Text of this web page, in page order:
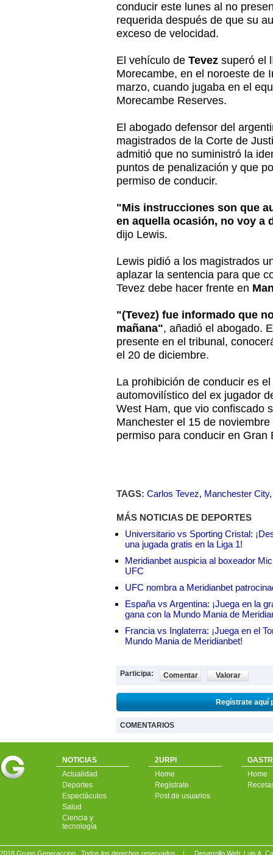
conducir este lunes al no
requerida después de que su
exceso de velocidad.
El vehículo de Tevez superó el
Morecambe, en el noroeste de
marzo, cuando jugaba en el
Morecambe Reserves.
El abogado defensor del
magistrados de la Corte de
admitió que no suministró la
puntos de penalización y que
permiso de conducir.
"Mis instrucciones son que
en aquella ocasión, no voy
dijo Lewis.
Lewis pidió a los magistrados
aplazar la sentencia para que
Tevez debe hacer frente en
"(Tevez) fue informado que
mañana", añadió el abogado.
presente en el tribunal,
el 20 de diciembre.
La prohibición de conducir es
automovilístico del ex jugador
West Ham, que vio confiscado
Manchester el 15 de
permiso para conducir en Gran
TAGS: Carlos Tevez, Manchester City
MÁS NOTICIAS DE DEPORTES
Universitario vs Sporting Cristal:
una jugada gratis en la Liga 1!
Meridianbet auspicia al boxeador
UFC
UFC nombra a Meridianbet
España vs Argentina: ¡Juega en la
gana con la Mundo Mania de
Francia vs Inglaterra: ¡Juega en el
Mundo Mania de Meridianbet!
Participa: Comentar Valorar
Regístrate aquí
COMENTARIOS
NOTICIAS
Actualidad
Deportes
Espectáculos
Salud
Ciencia y
tecnología
2URPI
Home
Regístrate
Post de usuarios
Home
2018 Grupo Generaccion . Todos los derechos reservados | Desarrollo Web: Luis